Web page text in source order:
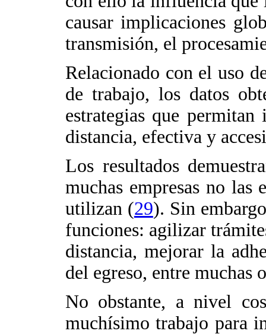
causar implicaciones
transmisión, el
Relacionado con el uso
de trabajo, los datos
estrategias que
distancia, efectiva y
Los resultados
muchas empresas no las
utilizan (29). Sin
funciones: agilizar
distancia, mejorar la
del egreso, entre muchas
No obstante, a nivel
muchísimo trabajo para